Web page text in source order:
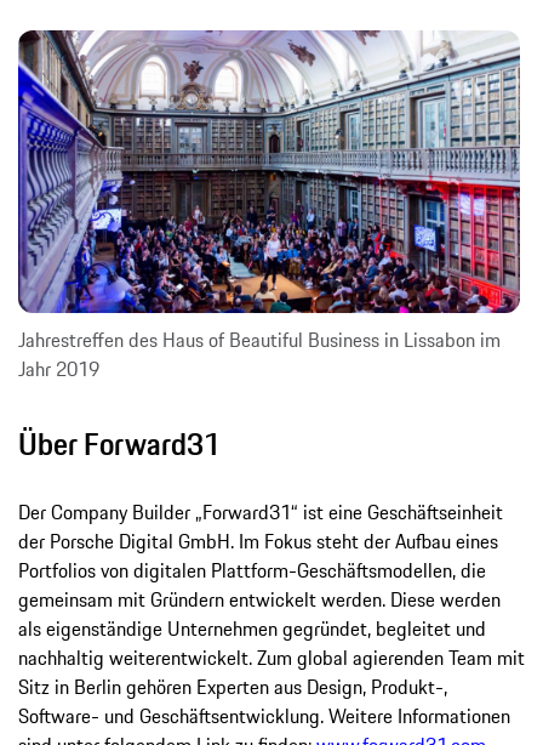
Jahrestreffen des Haus of Beautiful Business in Lissabon im
Jahr 2019
Über Forward31
Der Company Builder „Forward31“ ist eine Geschäftseinheit
der Porsche Digital GmbH. Im Fokus steht der Aufbau eines
Portfolios von digitalen Plattform-Geschäftsmodellen, die
gemeinsam mit Gründern entwickelt werden. Diese werden
als eigenständige Unternehmen gegründet, begleitet und
nachhaltig weiterentwickelt. Zum global agierenden Team mit
Sitz in Berlin gehören Experten aus Design, Produkt-,
Software- und Geschäftsentwicklung. Weitere Informationen